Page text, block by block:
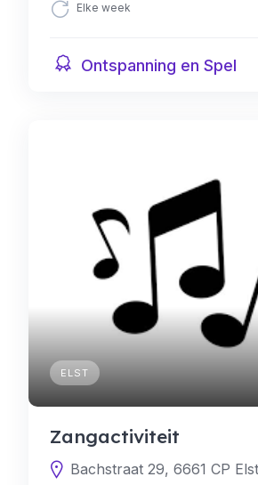
Elke week
Ontspanning en Spel
ELST
Zangactiviteit
Bachstraat 29, 6661 CP